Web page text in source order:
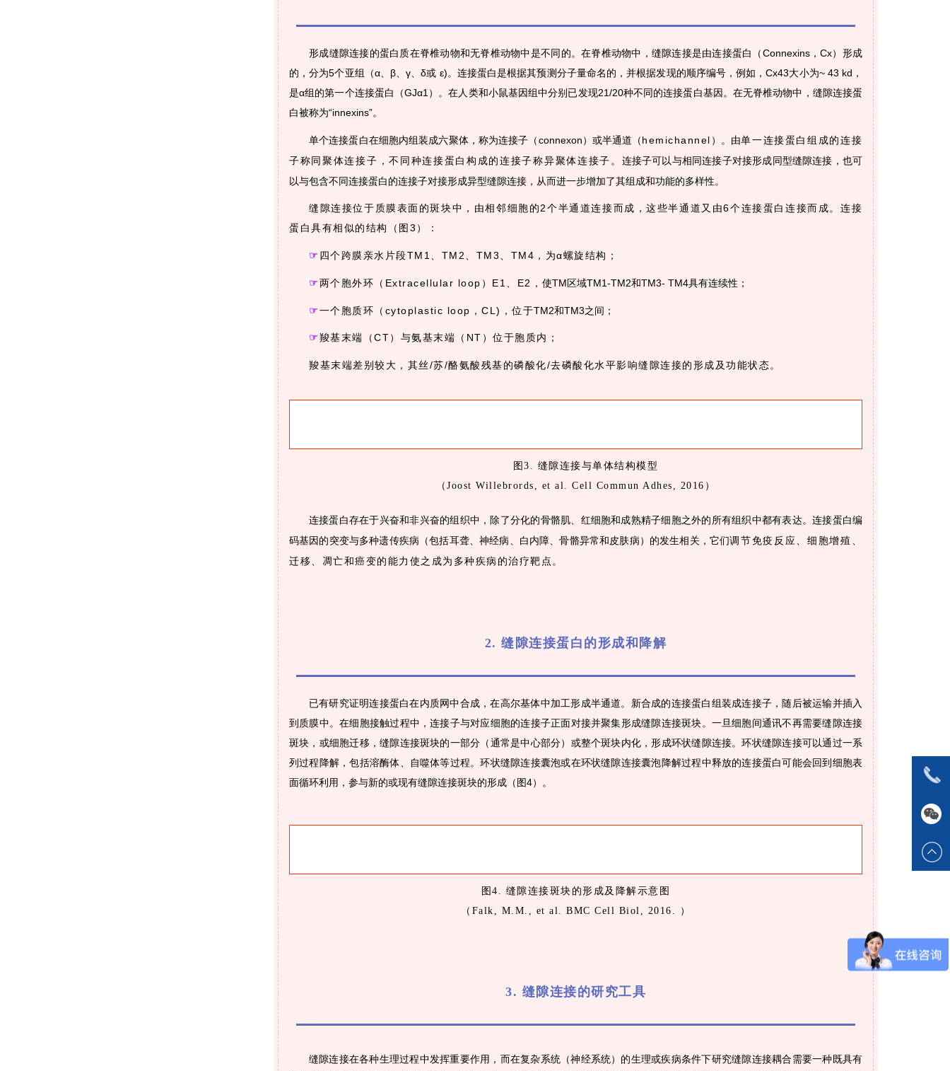
形成缝隙连接的蛋白质在脊椎动物和无脊椎动物中是不同的。在脊椎动物中，缝隙连接是由连接蛋白（Connexins，Cx）形成
的，分为5个亚组（α、β、γ、δ或 ε)。连接蛋白是根据其预测分子量命名的，并根据发现的顺序编号，例如，Cx43大小为~ 43 kd，
是α组的第一个连接蛋白（GJα1）。在人类和小鼠基因组中分别已发现21/20种不同的连接蛋白基因。在无脊椎动物中，缝隙连接蛋
白被称为“innexins”。
单个连接蛋白在细胞内组装成六聚体，称为连接子（connexon）或半通道 （hemichannel ） 。由单一连接蛋白组成的连接
子称同聚体连接子，不同种连接蛋白构成的连接子称异聚体连接子。 连接子可以与相同连接子对接形成同型缝隙连接，也可
以与包含不同连接蛋白的连接子对接形成异型缝隙连接，从而进一步增加了其组成和功能的多样性。
缝隙连接位于质膜表面的斑块中，由相邻细胞的2个半通道连接而成，这些半通道又由6个连接蛋白连接而成。连接
蛋白具有相似的结构（图3）：
☞ 四个跨膜亲水片段TM1、TM2、TM3、TM4，为α螺旋结构；
☞两个胞外环（ Extracellular loop ）E1、E2， 使TM区域TM1-TM2和TM3- TM4具有连续性；
☞一个胞质环 （cytoplastic loop，CL) ，位于TM2和TM3之间；
☞羧基末端（CT）与氨基末端（NT）位于胞质内；
羧基末端差别较大， 其丝/苏/酪氨酸残基的磷酸化/去磷酸化水平影响缝隙连接的形成及功能状态。
图3. 缝隙连接与单体结构模型
（Joost Willebrords, et al. Cell Commun Adhes, 2016）
连接蛋白存在于兴奋和非兴奋的组织中，除了分化的骨骼肌、红细胞和成熟精子细胞之外的所有组织中都有表达。连接蛋白编
码基因的突变与多种遗传疾病（包括耳聋、神经病、白内障、骨骼异常和皮肤病）的发生相关，它们调节免疫反应、细胞增殖、
迁移、凋亡和癌变的能力使之成为多种疾病的治疗靶点。
2. 缝隙连接蛋白的形成和降解
已有研究证明连接蛋白在内质网中合成，在高尔基体中加工形成半通道。新合成的连接蛋白组装成连接子，随后被运输并插入
到质膜中。在细胞接触过程中，连接子与对应细胞的连接子正面对接并聚集形成缝隙连接斑块。一旦细胞间通讯不再需要缝隙连接
斑块，或细胞迁移，缝隙连接斑块的一部分（通常是中心部分）或整个斑块内化，形成环状缝隙连接。环状缝隙连接可以通过一系
列过程降解，包括溶酶体、自噬体等过程。环状缝隙连接囊泡或在环状缝隙连接囊泡降解过程中释放的连接蛋白可能会回到细胞表
面循环利用，参与新的或现有缝隙连接斑块的形成（图4）。
图4. 缝隙连接斑块的形成及降解示意图
（Falk, M.M., et al. BMC Cell Biol, 2016. ）
3. 缝隙连接的研究工具
缝隙连接在各种生理过程中发挥重要作用，而在复杂系统（神经系统）的生理或疾病条件下研究缝隙连接耦合需要一种既具有